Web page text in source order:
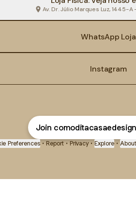
Av. Dr. Júlio Marques Luz, 1445-A
WhatsApp Loja
Instagram
Join
Preferences • Report • Privacy • Explore •